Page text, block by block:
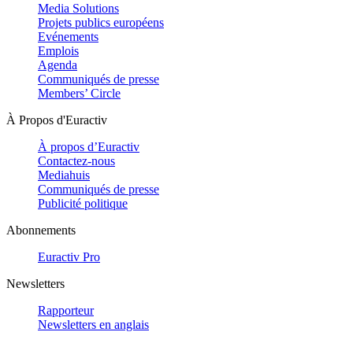
Media Solutions
Projets publics européens
Evénements
Emplois
Agenda
Communiqués de presse
Members’ Circle
À Propos d'Euractiv
À propos d’Euractiv
Contactez-nous
Mediahuis
Communiqués de presse
Publicité politique
Abonnements
Euractiv Pro
Newsletters
Rapporteur
Newsletters en anglais